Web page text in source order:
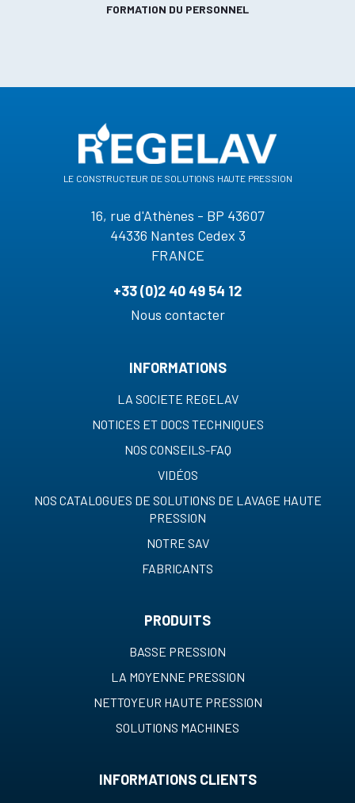
FORMATION DU PERSONNEL
le constructeur de solutions haute pression
16, rue d'Athènes - BP 43607
44336 Nantes Cedex 3
FRANCE
+33 (0)2 40 49 54 12
Nous contacter
INFORMATIONS
LA SOCIETE REGELAV
NOTICES ET DOCS TECHNIQUES
NOS CONSEILS-FAQ
VIDÉOS
NOS CATALOGUES DE SOLUTIONS DE LAVAGE HAUTE
PRESSION
NOTRE SAV
FABRICANTS
PRODUITS
BASSE PRESSION
LA MOYENNE PRESSION
NETTOYEUR HAUTE PRESSION
SOLUTIONS MACHINES
INFORMATIONS CLIENTS